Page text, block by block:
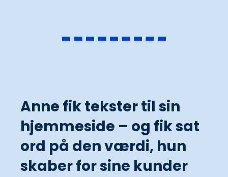
Anne fik tekster til sin
hjemmeside – og fik sat
ord på den værdi, hun
skaber for sine kunder